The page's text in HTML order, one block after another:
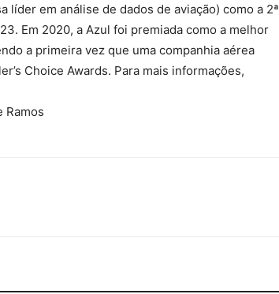
em análise de dados de aviação) como a 2ª
Em 2020, a Azul foi premiada como a melhor
a primeira vez que uma companhia aérea
Choice Awards. Para mais informações,
Ramos